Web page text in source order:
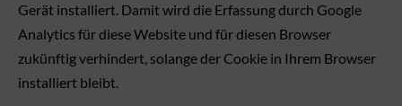
Gerät installiert. Damit wird die Erfassung durch Google
Analytics für diese Website und für diesen Browser
zukünftig verhindert, solange der Cookie in Ihrem Browser
installiert bleibt.